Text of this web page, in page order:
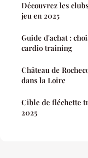
Découvrez les
jeu en 2025
Guide d'achat :
cardio training
Château de
dans la Loire
Cible de fléchette
2025